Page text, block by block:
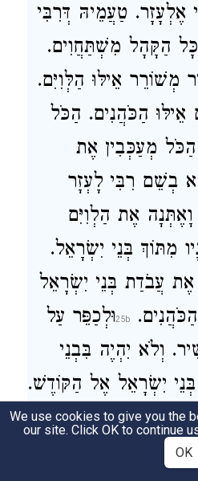
אֶלְעָזָר. טַעֲמֵיהּ דְּרִבִּי
הַקָּהָל מִשְׁתַּחֲוִים.
מְשׁוֹרֵר אֵילּוּ הַלְּוִיִּם.
אֵילּוּ הַכֹּהֲנִים. הַכֹּל
מְעַכְּבִין אֶת
בְשֵׁם רִבִּי לָעְזָר
אֶת הַלְוִיִּם
מִתּוֹךְ בְּנֵי יִשְׂרָאֵל.
אֶת עֲבֹדַת בְּנֵי יִשְׂרָאֵל
וּלְכַפֵּר עַל
וְלֹא יִהְיֶה בִּבְנֵי
יִשְׂרָאֵל אֶל הַקּוֹדֶשׁ.
It was stated: “Rebbi
We use cookies to give you the
our site. Click OK to continue
OK